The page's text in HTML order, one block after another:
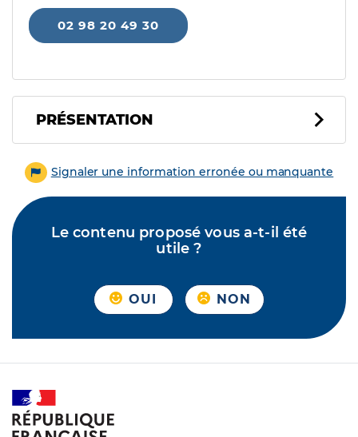
02 98 20 49 30
PRÉSENTATION
Signaler une information erronée ou manquante
Le contenu proposé vous a-t-il été
utile ?
OUI NON